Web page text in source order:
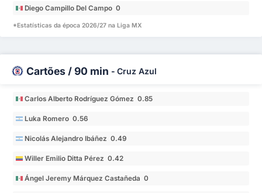
Diego Campillo Del Campo 0
*Estatísticas da época 2026/27 na Liga MX
Cartões / 90 min - Cruz Azul
Carlos Alberto Rodríguez Gómez 0.85
Luka Romero 0.56
Nicolás Alejandro Ibáñez 0.49
Willer Emilio Ditta Pérez 0.42
Ángel Jeremy Márquez Castañeda 0